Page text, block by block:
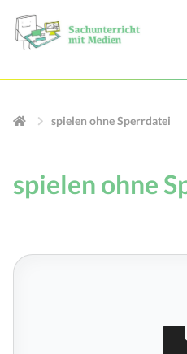
spielen ohne Sperrdatei
spielen ohne